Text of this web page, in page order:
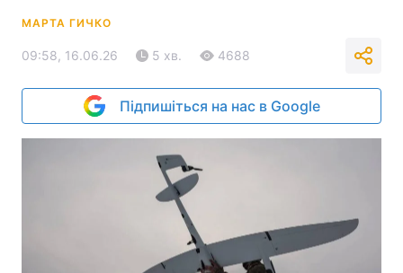
МАРТА ГИЧКО
09:58, 16.06.26 5 хв. 4688
Підпишіться на нас в Google